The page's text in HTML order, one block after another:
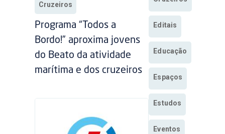
Cruzeiros
Programa “Todos a
Bordo!” aproxima jovens
do Beato da atividade
marítima e dos cruzeiros
Editais
Educação
Espaços
Estudos
Eventos